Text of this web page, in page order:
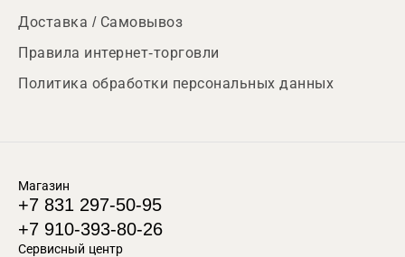
Доставка / Самовывоз
Правила интернет-торговли
Политика обработки персональных данных
Магазин
+7 831 297-50-95
+7 910-393-80-26
Сервисный центр